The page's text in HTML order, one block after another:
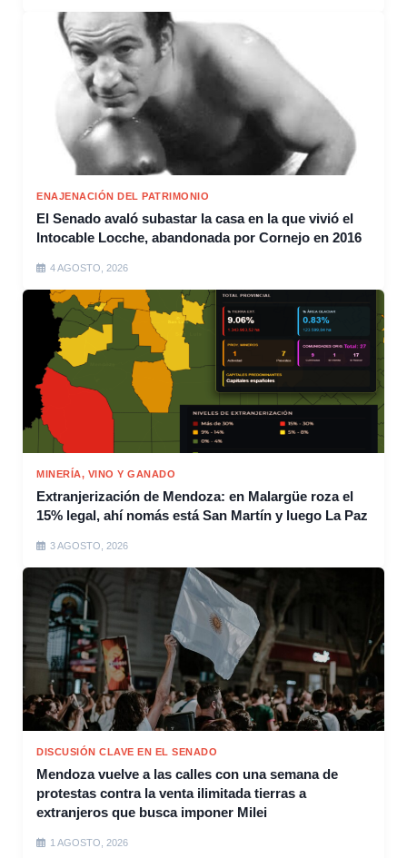
ENAJENACIÓN DEL PATRIMONIO
El Senado avaló subastar la casa en la que vivió el
Intocable Locche, abandonada por Cornejo en 2016
4 AGOSTO, 2026
MINERÍA, VINO Y GANADO
Extranjerización de Mendoza: en Malargüe roza el
15% legal, ahí nomás está San Martín y luego La Paz
3 AGOSTO, 2026
DISCUSIÓN CLAVE EN EL SENADO
Mendoza vuelve a las calles con una semana de
protestas contra la venta ilimitada tierras a
extranjeros que busca imponer Milei
1 AGOSTO, 2026